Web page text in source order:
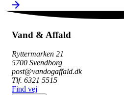
Vand & Affald
Ryttermarken 21
5700 Svendborg
post@vandogaffald.dk
Tlf. 6321 5515
Find vej